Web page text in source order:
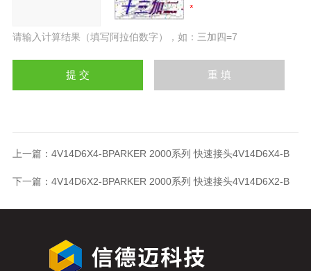
请输入计算结果（填写阿拉伯数字），如：三加四=7
上一篇： 4V14D6X4-BPARKER 2000系列 快速接头4V14D6X4-B
下一篇： 4V14D6X2-BPARKER 2000系列 快速接头4V14D6X2-B